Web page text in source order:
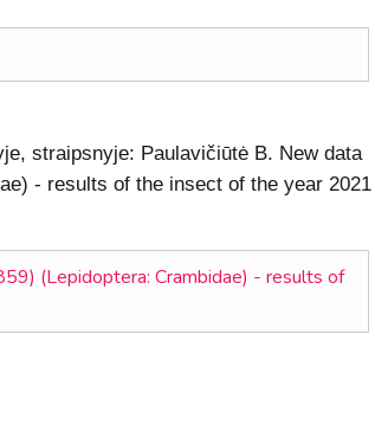
straipsnyje: Paulavičiūtė B. New data
- results of the insect of the year 2021
(Lepidoptera: Crambidae) - results of